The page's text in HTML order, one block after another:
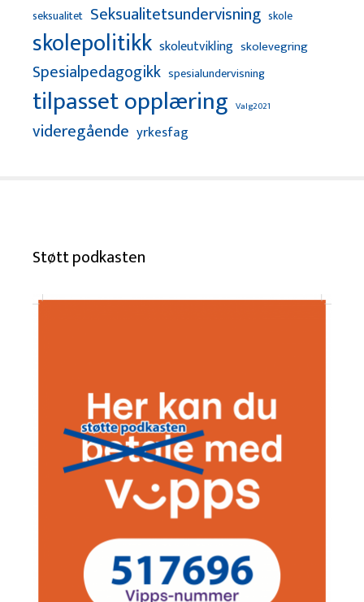
seksualitet Seksualitetsundervisning skole
skolepolitikk skoleutvikling skolevegring
Spesialpedagogikk spesialundervisning
tilpasset opplæring Valg2021
videregående yrkesfag
Støtt podkasten